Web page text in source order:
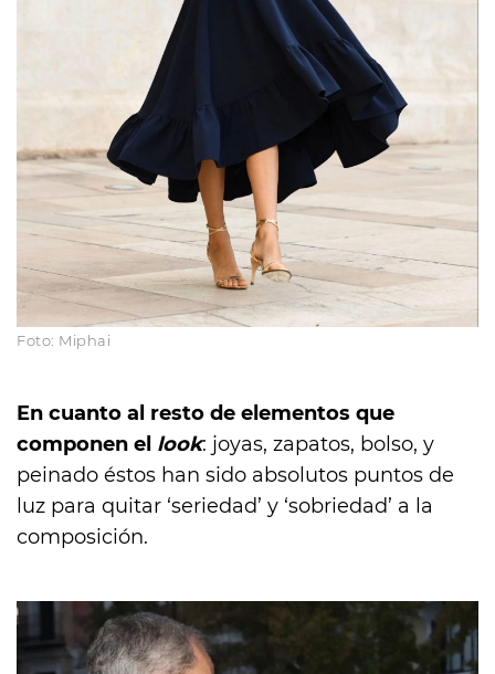
Foto: Miphai
En cuanto al resto de elementos que
componen el look: joyas, zapatos, bolso, y
peinado éstos han sido absolutos puntos de
luz para quitar ‘seriedad’ y ‘sobriedad’ a la
composición.